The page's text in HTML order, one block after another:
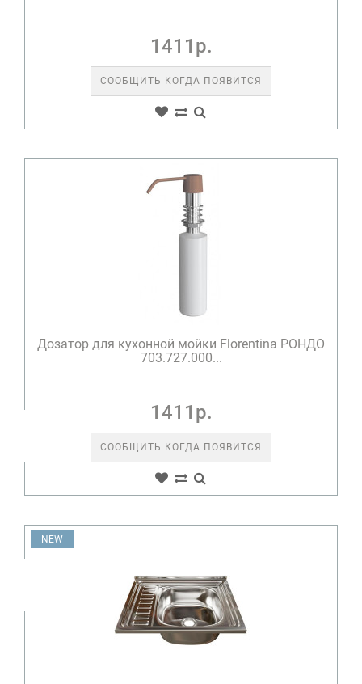
1411р.
СООБЩИТЬ КОГДА ПОЯВИТСЯ
Дозатор для кухонной мойки Florentina РОНДО
703.727.000...
1411р.
СООБЩИТЬ КОГДА ПОЯВИТСЯ
NEW